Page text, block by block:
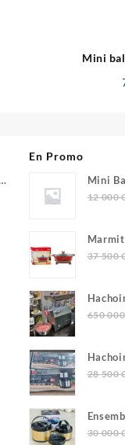
Mini
En Promo
Mini
0.01
12 000
37 500
650
28 500
30 000